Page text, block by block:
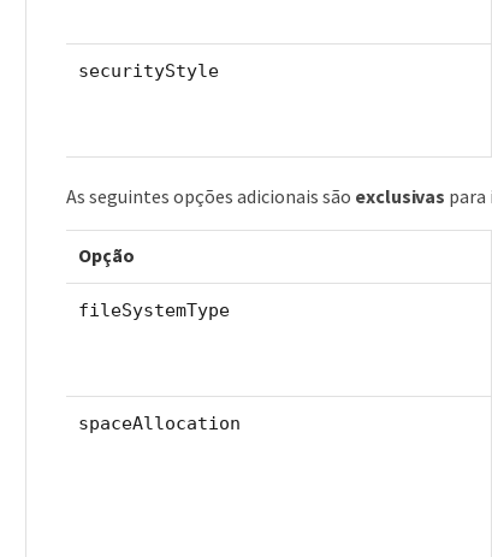
securityStyle
As seguintes opções adicionais são exclusivas para
Opção
fileSystemType
spaceAllocation